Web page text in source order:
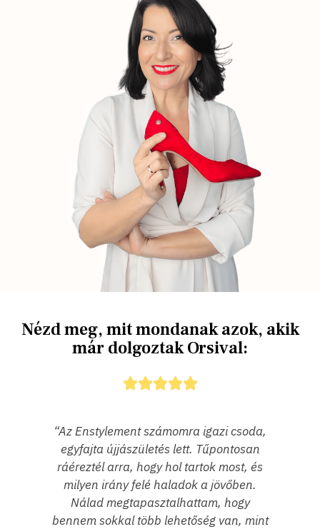
Nézd meg, mit mondanak azok, akik
már dolgoztak Orsival:

“Még nem igazán tudom megfogalmazni,
hogy mi történik bennem, de hatalmas
változás lesz! Jön vissza az erőm, és
valóban a szetteken keresztül.”
(Kriszta)